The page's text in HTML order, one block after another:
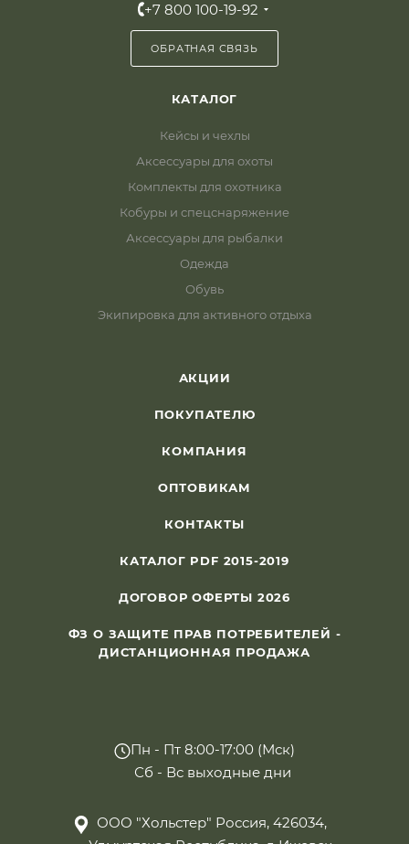
+7 800 100-19-92
ОБРАТНАЯ СВЯЗЬ
КАТАЛОГ
Кейсы и чехлы
Аксессуары для охоты
Комплекты для охотника
Кобуры и спецснаряжение
Аксессуары для рыбалки
Одежда
Обувь
Экипировка для активного отдыха
АКЦИИ
ПОКУПАТЕЛЮ
КОМПАНИЯ
ОПТОВИКАМ
КОНТАКТЫ
КАТАЛОГ PDF 2015-2019
ДОГОВОР ОФЕРТЫ 2026
ФЗ О ЗАЩИТЕ ПРАВ ПОТРЕБИТЕЛЕЙ -
ДИСТАНЦИОННАЯ ПРОДАЖА
Пн - Пт 8:00-17:00 (Мск)
Сб - Вс выходные дни
ООО "Хольстер" Россия, 426034,